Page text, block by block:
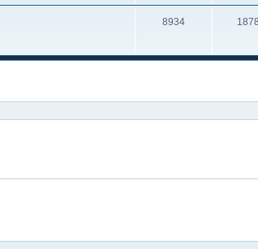
8934